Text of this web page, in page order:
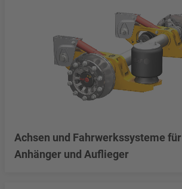
Achsen und Fahrwerkssysteme für
Anhänger und Auflieger